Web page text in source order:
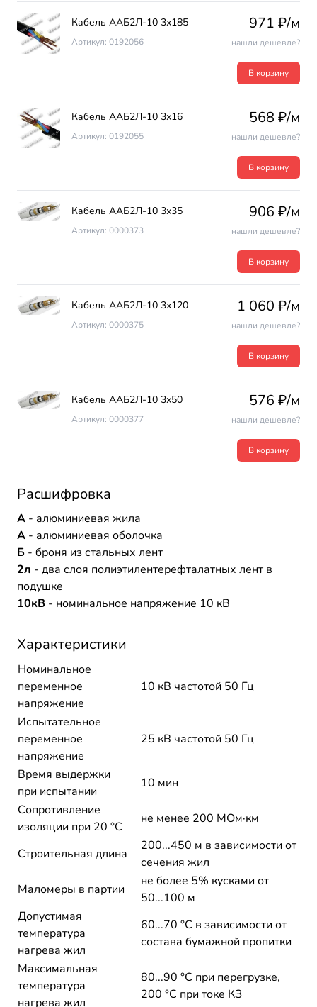
Кабель ААБ2Л-10 3х185
Артикул: 0192056
971 ₽/м
нашли дешевле?
В корзину
Кабель ААБ2Л-10 3х16
Артикул: 0192055
568 ₽/м
нашли дешевле?
В корзину
Кабель ААБ2Л-10 3х35
Артикул: 0000373
906 ₽/м
нашли дешевле?
В корзину
Кабель ААБ2Л-10 3х120
Артикул: 0000375
1 060 ₽/м
нашли дешевле?
В корзину
Кабель ААБ2Л-10 3х50
Артикул: 0000377
576 ₽/м
нашли дешевле?
В корзину
Расшифровка
А - алюминиевая жила
А - алюминиевая оболочка
Б - броня из стальных лент
2л - два слоя полиэтилентерефталатных лент в
подушке
10кВ - номинальное напряжение 10 кВ
Характеристики
Номинальное
переменное
напряжение
10 кВ частотой 50 Гц
Испытательное
переменное
напряжение
25 кВ частотой 50 Гц
Время выдержки
при испытании
10 мин
Сопротивление
изоляции при 20 °С
не менее 200 МОм·км
Строительная длина
200...450 м в зависимости от
сечения жил
Маломеры в партии
не более 5% кусками от
50...100 м
Допустимая
температура
нагрева жил
60...70 °C в зависимости от
состава бумажной пропитки
Максимальная
температура
нагрева жил
80...90 °C при перегрузке,
200 °C при токе КЗ